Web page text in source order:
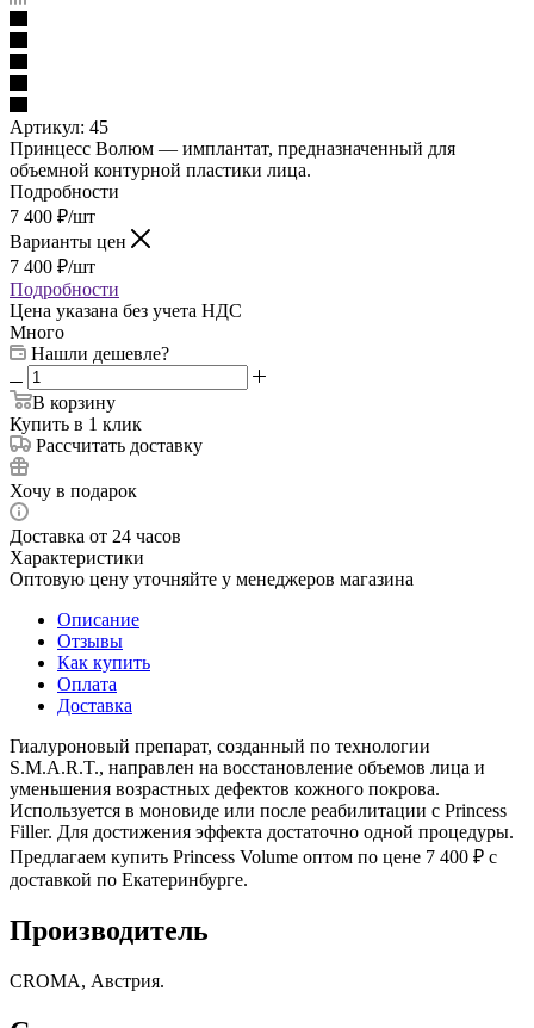
Артикул: 45
Принцесс Волюм — имплантат, предназначенный для
объемной контурной пластики лица.
Подробности
7 400 ₽/шт
Варианты цен
7 400 ₽/шт
Подробности
Цена указана без учета НДС
Много
Нашли дешевле?
В корзину
Купить в 1 клик
Рассчитать доставку
Хочу в подарок
Доставка от 24 часов
Характеристики
Оптовую цену уточняйте у менеджеров магазина
Описание
Отзывы
Как купить
Оплата
Доставка
Гиалуроновый препарат, созданный по технологии
S.M.A.R.T., направлен на восстановление объемов лица и
уменьшения возрастных дефектов кожного покрова.
Используется в моновиде или после реабилитации с Princess
Filler. Для достижения эффекта достаточно одной процедуры.
Предлагаем купить Princess Volume оптом по цене 7 400 ₽ с
доставкой по Екатеринбурге.
Производитель
CROMA, Австрия.